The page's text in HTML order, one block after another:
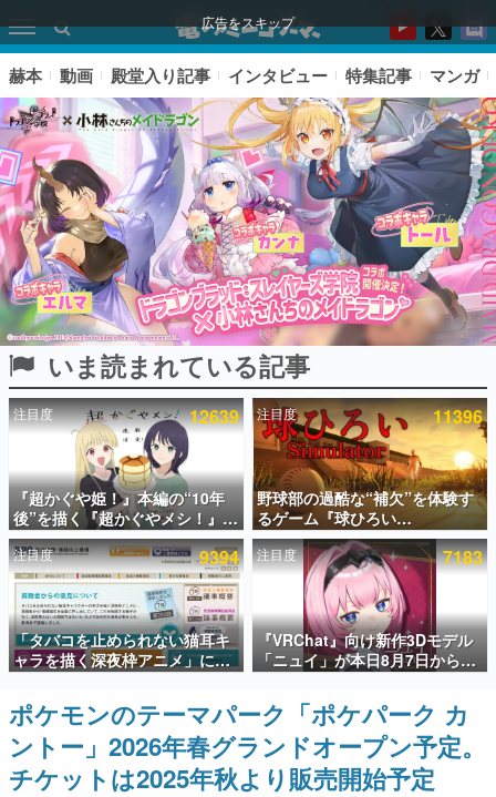
広告をスキップ
ピックアップ
電ファミのいま読まれている記事ランキング
アプリセール情報
インタビュー
連載・特集一覧
殿堂入り記事
SNS拡散数が数千以上！ ページビュー数万以上！ などな
ど。多くの人々に読まれた、電ファミ渾身の“殿堂入り”記
事をまとめました。
ゲームの企画書
名作ゲームクリエイターの方々に製作時のエピソードをお
聞きし、ヒットする企画（ゲーム）とは何か？を探ってい
きます。
赫本 動画 殿堂入り記事 インタビュー 特集記事 マンガ
いま読まれている記事
注目度 12639
『超かぐや姫！』本編の“10年
後”を描く『超かぐやメシ！』
Web連載決定。新たなWebマン
ガレーベル「ビビビコミック」
にて特別話が掲載スタート、あ
のお話には…まだ続きがある！
注目度 11396
野球部の過酷な“補欠”を体験す
るゲーム『球ひろい
Simulator』が「1件」のウィッ
シュリストをもとにチェコ語に
対応しSNSで話題に。『キング
ダム・カム』開発元やチェコの
プロ野球選手から称賛の声
注目度 9394
「タバコを止められない猫耳キ
ャラを描く深夜枠アニメ」に視
聴者の一部から批判意見。違法
薬物の使用と思しき描写も含め
て、BPOが議論を交わす
注目度 7183
『VRChat』向け新作3Dモデル
「ニュイ」が本日8月7日から
BOOTHにて発売。瞳に光る星
や感情豊かな表情が、小悪魔か
わいい
ポケモンのテーマパーク「ポケパーク カ
ントー」2026年春グランドオープン予定。
チケットは2025年秋より販売開始予定